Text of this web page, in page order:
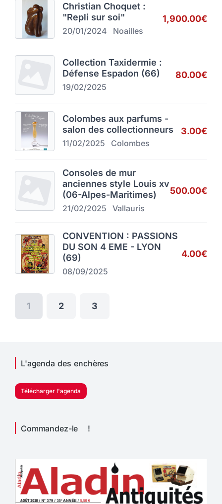
Christian Choquet :
"Repli sur soi"
20/01/2024 Noailles
1,900.00€
Collection Taxidermie :
Défense Espadon (66)
19/02/2025
80.00€
Colombes aux parfums -
salon des collectionneurs
11/02/2025 Colombes
3.00€
Consoles de mur
anciennes style Louis xv
(06-Alpes-Maritimes)
21/02/2025 Vallauris
500.00€
CONVENTION : PASSIONS
DU SON 4 EME - LYON
(69)
08/09/2025
4.00€
1 2 3
L'agenda des enchères
Télécharger l'agenda
Commandez-le !